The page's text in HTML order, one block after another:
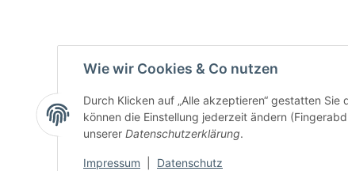
Wie wir Cookies & Co nutzen
Durch Klicken auf „Alle akzeptieren“ gestatten
können die Einstellung jederzeit ändern
unserer Datenschutzerklärung.
Impressum Datenschutz